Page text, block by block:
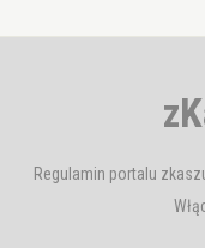
Regulamin portalu